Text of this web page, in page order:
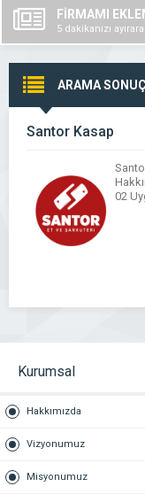
FİRMAMI
5 dakikanızı
ARAMA
Santor Kasap
02
Kurumsal
Hakkımızda
Vizyonumuz
Misyonumuz